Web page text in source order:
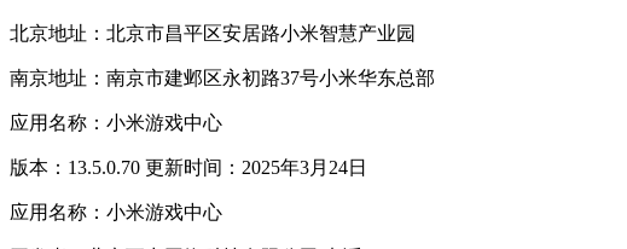
北京地址：北京市昌平区安居路小米智慧产业园
南京地址：南京市建邺区永初路37号小米华东总部
应用名称：小米游戏中心
版本：13.5.0.70 更新时间：2025年3月24日
应用名称：小米游戏中心